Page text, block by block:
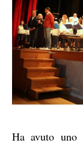
Ha avuto uno